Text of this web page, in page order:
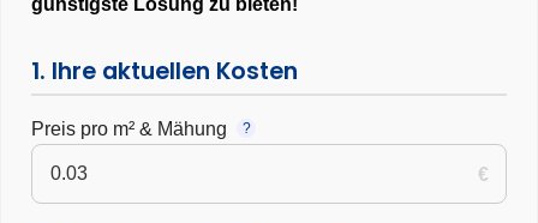
günstigste Lösung zu bieten!
1. Ihre aktuellen Kosten
Preis pro m² & Mähung ?
€